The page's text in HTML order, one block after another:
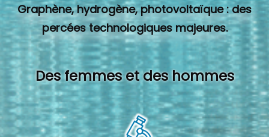
Graphène, hydrogène, photovoltaïque : des
percées technologiques majeures.
Des femmes et des hommes